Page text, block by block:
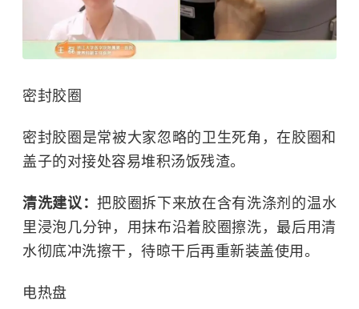
密封胶圈
密封胶圈是常被大家忽略的卫生死角，在胶圈和
盖子的对接处容易堆积汤饭残渣。
清洗建议：把胶圈拆下来放在含有洗涤剂的温水
里浸泡几分钟，用抹布沿着胶圈擦洗，最后用清
水彻底冲洗擦干，待晾干后再重新装盖使用。
电热盘